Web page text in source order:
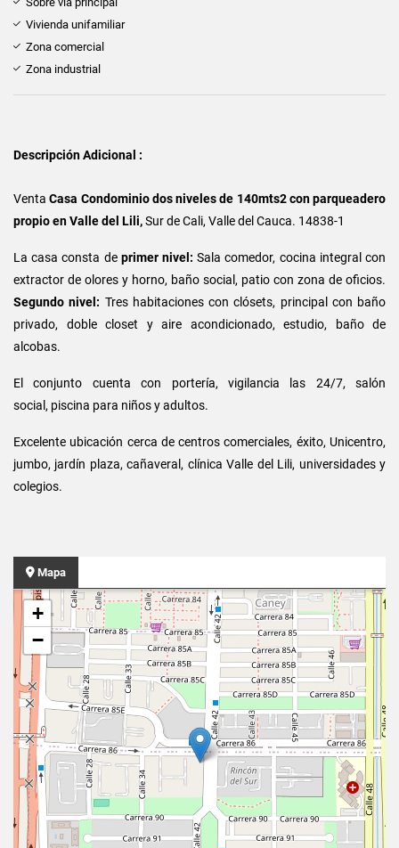
Vivienda unifamiliar
Zona comercial
Zona industrial
Descripción Adicional :
VentaCasa Condominio dos niveles de 140mts2 con parqueadero
propio enValle del Lili,Sur de Cali, Valle del Cauca. 14838-1
La casa consta de primer nivel: Sala comedor, cocina integral con
extractor de olores y horno, baño social, patio con zona de oficios.
Segundo nivel: Tres habitaciones con clósets, principal con baño
privado, doble closet y aire acondicionado, estudio, baño de
alcobas.
El conjunto cuenta con portería, vigilancia las 24/7, salón
social, piscina para niños y adultos.
Excelente ubicación cerca de centros comerciales, éxito, Unicentro,
jumbo, jardín plaza, cañaveral, clínica Valle del Lili, universidades y
colegios.
Mapa
+
−